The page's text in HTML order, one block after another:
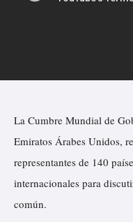
La Cumbre Mundial de
Emiratos Árabes Unidos,
representantes de 140
internacionales para
común.